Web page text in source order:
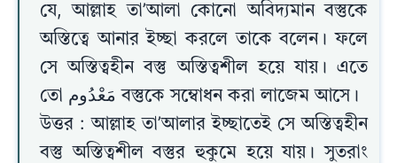
যে, আল্লাহ তা’আলা কোনো অবিদ্যমান বস্তুকে
অস্তিত্বে আনার ইচ্ছা করলে তাকে বলেন। ফলে
সে অস্তিত্বহীন বস্তু অস্তিত্বশীল হয়ে যায়। এতে
তো مَعْدُوم বস্তুকে সম্বোধন করা লাজেম আসে।
উত্তর : আল্লাহ তা’আলার ইচ্ছাতেই সে অস্তিত্বহীন
বস্তু অস্তিত্বশীল বস্তুর হুকুমে হয়ে যায়। সুতরাং